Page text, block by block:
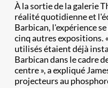
À la sortie de la galerie
réalité quotidienne et
Barbican, l'expérience
cinq autres expositions.
utilisés étaient déjà
Barbican dans le cadre
centre », a expliqué
projecteurs au